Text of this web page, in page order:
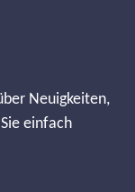
Neuigkeiten,
einfach